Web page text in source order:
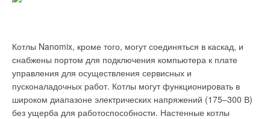
Котлы Nanomix, кроме того, могут соединяться в каскад, и
снабжены портом для подключения компьютера к плате
управления для осуществления сервисных и
пусконаладочных работ. Котлы могут функционировать в
широком диапазоне электрических напряжений (175–300 В)
без ущерба для работоспособности. Настенные котлы